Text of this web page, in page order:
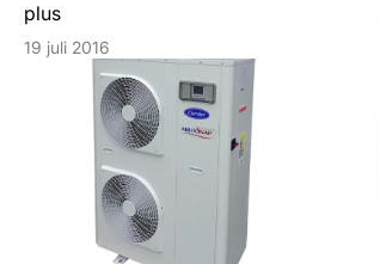
plus
19 juli 2016